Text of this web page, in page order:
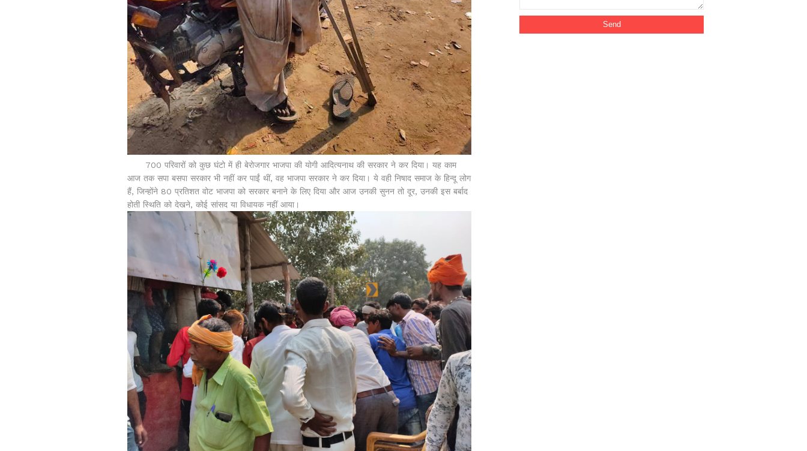
700 परिवारों को कुछ घंटो में ही बेरोजगार भाजपा की योगी आदित्यनाथ की सरकार ने कर दिया। यह काम
आज तक सपा बसपा सरकार भी नहीं कर पाईं थीं, वह भाजपा सरकार ने कर दिया। ये वही निषाद समाज के हिन्दू लोग
हैं, जिन्होंने 80 प्रतिशत वोट भाजपा को सरकार बनाने के लिए दिया और आज उनकी सुनन तो दूर, उनकी इस बर्बाद
होती स्थिति को देखने, कोई सांसद या विधायक नहीं आया।